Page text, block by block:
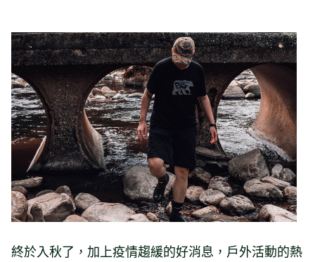
終於入秋了，加上疫情趨緩的好消息，戶外活動的熱